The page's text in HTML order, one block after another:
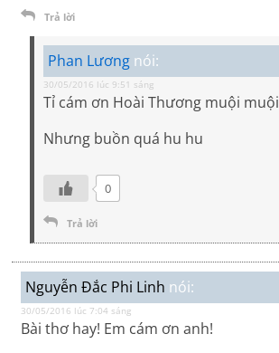
Trả lời
Phan Lương nói:
30/05/2016 lúc 9:51 sáng
Tỉ cám ơn Hoài Thương muội muội
Nhưng buồn quá hu hu
0
Trả lời
Nguyễn Đắc Phi Linh nói:
30/05/2016 lúc 7:04 sáng
Bài thơ hay! Em cám ơn anh!